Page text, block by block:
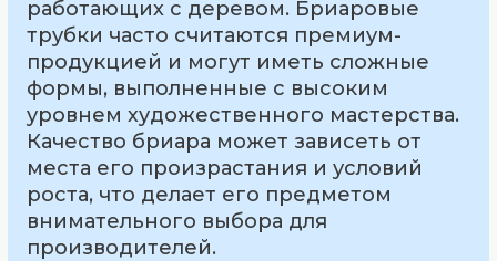
работающих с деревом. Бриаровые
трубки часто считаются премиум-
продукцией и могут иметь сложные
формы, выполненные с высоким
уровнем художественного мастерства.
Качество бриара может зависеть от
места его произрастания и условий
роста, что делает его предметом
внимательного выбора для
производителей.